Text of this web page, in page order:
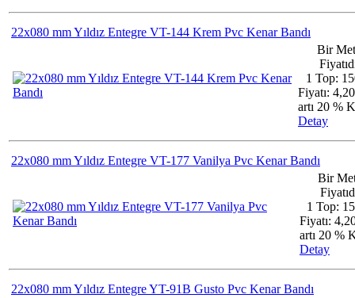
22x080 mm Yıldız Entegre VT-144 Krem Pvc Kenar Bandı
Bir
1 Top:
Fiyatı:
artı 20 %
Detay
22x080 mm Yıldız Entegre VT-177 Vanilya Pvc Kenar Bandı
Bir
1 Top:
Fiyatı:
artı 20 %
Detay
22x080 mm Yıldız Entegre YT-91B Gusto Pvc Kenar Bandı